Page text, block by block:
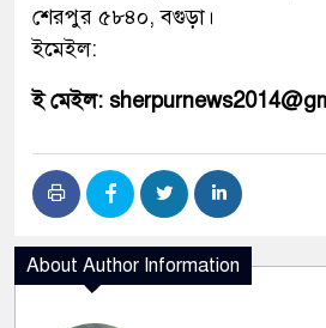
শেরপুর ৫৮৪০, বগুড়া।
ইমেইল:
ই মেইল:
About Author Information